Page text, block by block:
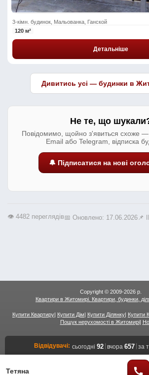
3-кімн. будинок, Мальованка, Ганской
120 м²
Детальніше
Дивитись усі — будинки в
Не те, що
Повідомимо, щойно з'явиться схоже
Email або Telegram, відписка
🔔 Підписатися на нові
👁️ 4482 переглядів📅 Оновлено: 17.06.2026 📌
Тетяна
Copyright © 2009-2026 р.
Квартири в Житомирі. Квартири, будинки,
Купити Квартиру Купити Дім Купити Ділянку Купити
Пошук нерухомості в Житомирі|
Відвідувачі: сьогодні 92 вчора 657 за
вчора1,902
Переглядів об'єктів: вчора1,067